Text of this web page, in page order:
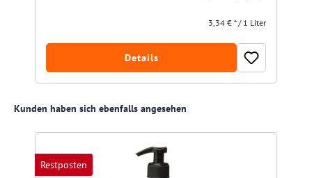
3,34 € * / 1 Liter
Details
Produktgalerie überspringen
Kunden haben sich ebenfalls angesehen
Restposten